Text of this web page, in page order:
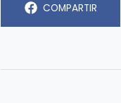
COMPARTIR